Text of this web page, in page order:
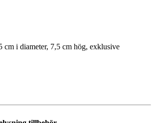
cm i diameter, 7,5 cm hög, exklusive